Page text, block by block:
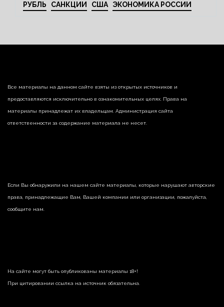
РУБЛЬ САНКЦИИ США ЭКОНОМИКА РОССИИ
Все материалы на данном сайте взяты из открытых источников и
предоставляются исключительно в ознакомительных целях. Права на
материалы принадлежат их владельцам. Администрация сайта
ответственности за содержание материала не несет.
Если Вы обнаружили на нашем сайте материалы, которые нарушают авторские
права, принадлежащие Вам, Вашей компании или организации, пожалуйста,
сообщите нам.
На сайте могут быть опубликованы материалы 18+!
При цитировании ссылка на источник обязательна.